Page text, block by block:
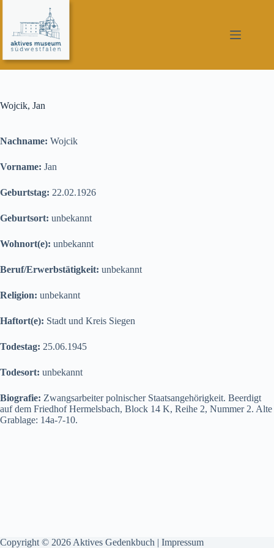
springen
Wojcik, Jan
Nachname: Wojcik
Vorname: Jan
Geburtstag: 22.02.1926
Geburtsort: unbekannt
Wohnort(e): unbekannt
Beruf/Erwerbstätigkeit: unbekannt
Religion: unbekannt
Haftort(e): Stadt und Kreis Siegen
Todestag: 25.06.1945
Todesort: unbekannt
Biografie: Zwangsarbeiter polnischer Staatsangehörigkeit. Beerdigt
auf dem Friedhof Hermelsbach, Block 14 K, Reihe 2, Nummer 2. Alte
Grablage: 14a-7-10.
Copyright © 2026 Aktives Gedenkbuch | Impressum